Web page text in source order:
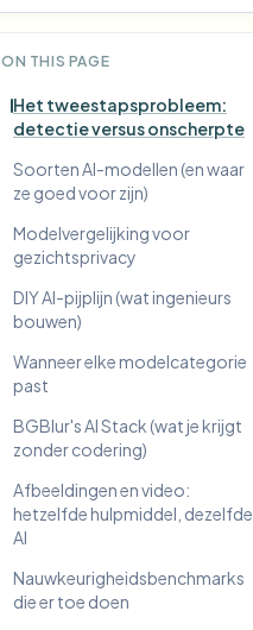
ON THIS PAGE
Het tweestapsprobleem:
detectie versus onscherpte
Soorten AI-modellen (en waar
ze goed voor zijn)
Modelvergelijking voor
gezichtsprivacy
DIY AI-pijplijn (wat ingenieurs
bouwen)
Wanneer elke modelcategorie
past
BGBlur's AI Stack (wat je krijgt
zonder codering)
Afbeeldingen en video:
hetzelfde hulpmiddel, dezelfde
AI
Nauwkeurigheidsbenchmarks
die er toe doen